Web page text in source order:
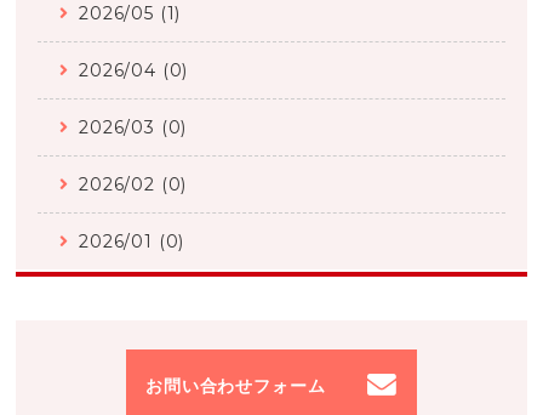
2026/05 (1)
2026/04 (0)
2026/03 (0)
2026/02 (0)
2026/01 (0)
お問い合わせフォーム